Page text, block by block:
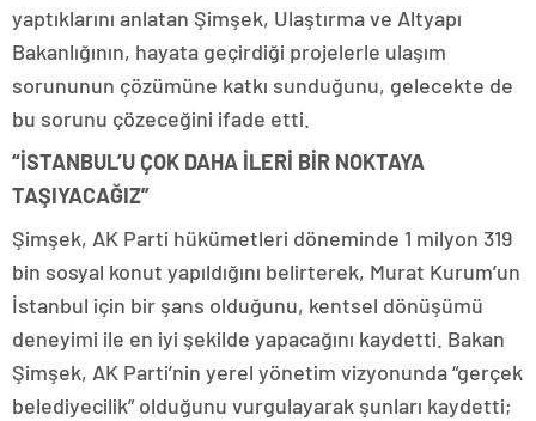
yaptıklarını anlatan Şimşek, Ulaştırma ve Altyapı
Bakanlığının, hayata geçirdiği projelerle ulaşım
sorununun çözümüne katkı sunduğunu, gelecekte de
bu sorunu çözeceğini ifade etti.
“İSTANBUL’U ÇOK DAHA İLERİ BİR NOKTAYA
TAŞIYACAĞIZ”
Şimşek, AK Parti hükümetleri döneminde 1 milyon 319
bin sosyal konut yapıldığını belirterek, Murat Kurum’un
İstanbul için bir şans olduğunu, kentsel dönüşümü
deneyimi ile en iyi şekilde yapacağını kaydetti. Bakan
Şimşek, AK Parti’nin yerel yönetim vizyonunda “gerçek
belediyecilik” olduğunu vurgulayarak şunları kaydetti;